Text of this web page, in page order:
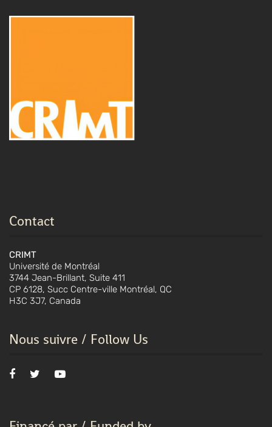
Contact
CRIMT
Université de Montréal
3744 Jean-Brillant, Suite 411
CP 6128, Succ Centre-ville Montréal, QC
H3C 3J7, Canada
Nous suivre / Follow Us